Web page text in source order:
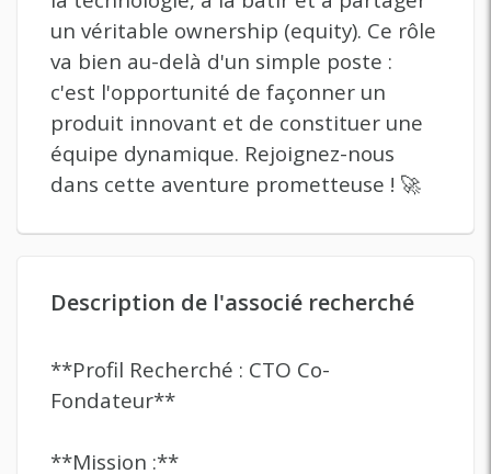
un véritable ownership (equity). Ce rôle
va bien au-delà d'un simple poste :
c'est l'opportunité de façonner un
produit innovant et de constituer une
équipe dynamique. Rejoignez-nous
dans cette aventure prometteuse ! 🚀
Description de l'associé recherché
**Profil Recherché : CTO Co-
Fondateur**
**Mission :**